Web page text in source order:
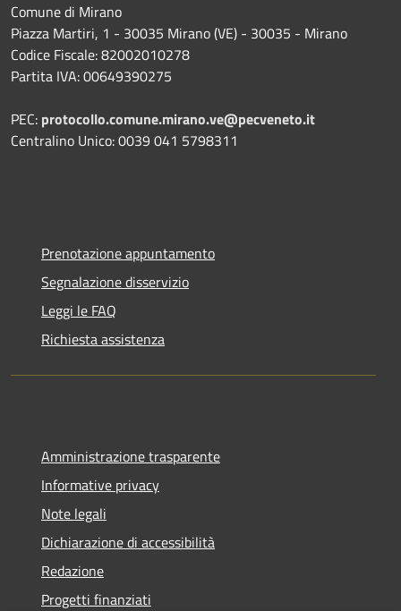
Comune di Mirano
Piazza Martiri, 1 - 30035 Mirano (VE) - 30035 - Mirano
Codice Fiscale: 82002010278
Partita IVA: 00649390275
PEC: protocollo.comune.mirano.ve@pecveneto.it
Centralino Unico: 0039 041 5798311
Prenotazione appuntamento
Segnalazione disservizio
Leggi le FAQ
Richiesta assistenza
Amministrazione trasparente
Informative privacy
Note legali
Dichiarazione di accessibilità
Redazione
Progetti finanziati